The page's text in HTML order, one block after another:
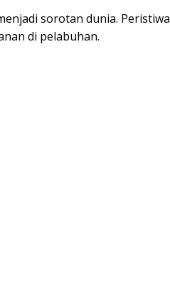
sorotan dunia. Peristiwa
di pelabuhan.